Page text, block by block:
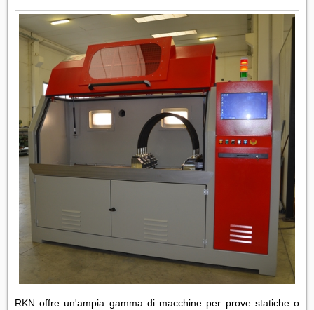
RKN offre un'ampia gamma di macchine per prove statiche o